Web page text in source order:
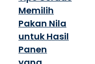
Memilih
Pakan Nila
untuk Hasil
Panen